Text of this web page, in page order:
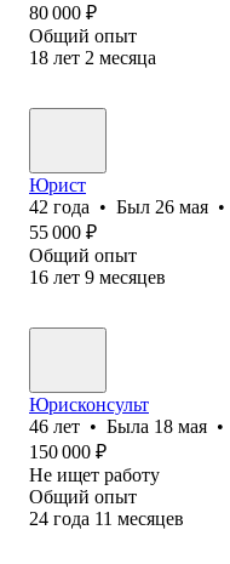
80 000 ₽
Общий опыт
18 лет 2 месяца
Юрист
42 года • Был 26 мая •
55 000 ₽
Общий опыт
16 лет 9 месяцев
Юрисконсульт
46 лет • Была 18 мая •
150 000 ₽
Не ищет работу
Общий опыт
24 года 11 месяцев